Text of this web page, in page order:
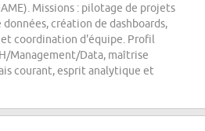
Missions : pilotage de projets
création de dashboards,
coordination d'équipe. Profil
Management/Data, maîtrise
courant, esprit analytique et